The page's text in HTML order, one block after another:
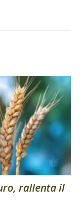
rallenta il